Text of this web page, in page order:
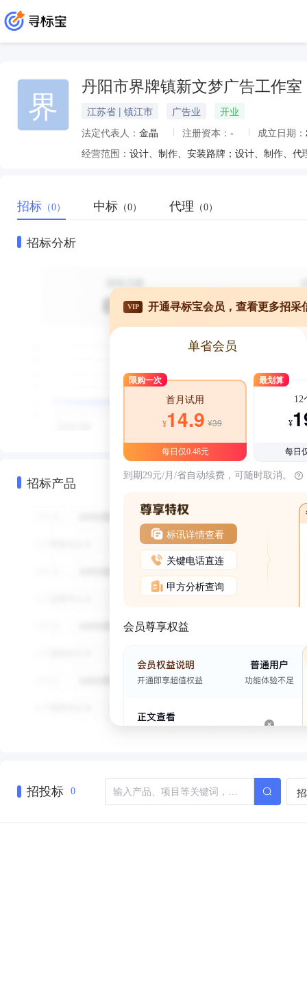
界 丹阳市界牌镇新文梦广告工作室
江苏省 | 镇江市 广告业
开业
法定代表人： 金晶 注册资本： - 成立日期：
经营范围：
招标 （0） 中标 （0） 代理 （0）
招标分析
招标产品
VIP 开通寻标宝会员，查看更多招采
单省会员
限购一次
首月试用
¥14.9 ¥39
每日仅0.48元
最划算
12
¥
每日
到期29元/月/省自动续费，可随时取消。
标讯详情查看
关键电话直连
甲方分析查询
会员尊享权益
招投标 0